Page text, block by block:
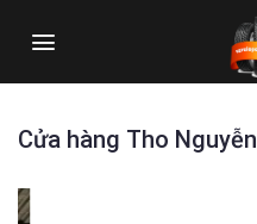
Cửa hàng Tho Nguyễn